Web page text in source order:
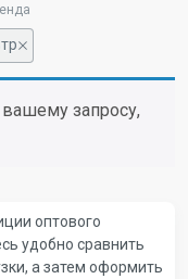
запросу,
оптового
удобно сравнить
а затем оформить